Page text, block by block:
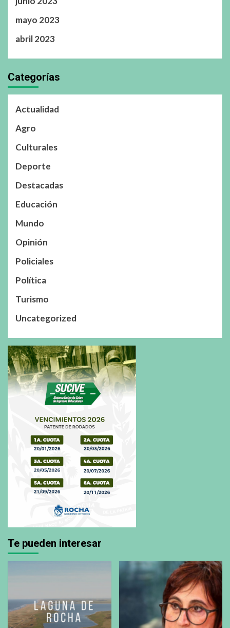
mayo 2023
abril 2023
Categorías
Actualidad
Agro
Culturales
Deporte
Destacadas
Educación
Mundo
Opinión
Policiales
Política
Turismo
Uncategorized
Te pueden interesar